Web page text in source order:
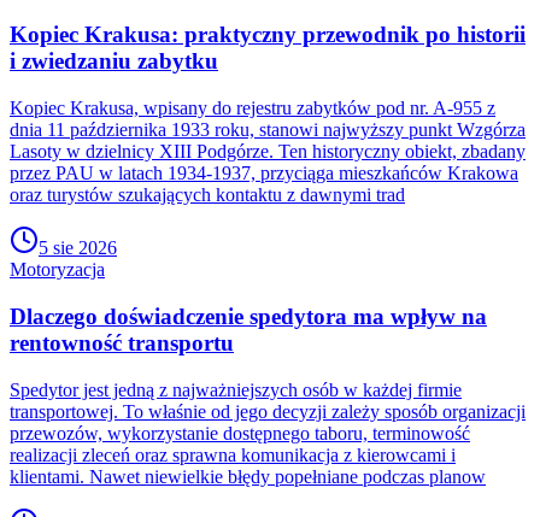
Kopiec Krakusa: praktyczny przewodnik po historii
i zwiedzaniu zabytku
Kopiec Krakusa, wpisany do rejestru zabytków pod nr. A-955 z
dnia 11 października 1933 roku, stanowi najwyższy punkt Wzgórza
Lasoty w dzielnicy XIII Podgórze. Ten historyczny obiekt, zbadany
przez PAU w latach 1934-1937, przyciąga mieszkańców Krakowa
oraz turystów szukających kontaktu z dawnymi trad
5 sie 2026
Motoryzacja
Dlaczego doświadczenie spedytora ma wpływ na
rentowność transportu
Spedytor jest jedną z najważniejszych osób w każdej firmie
transportowej. To właśnie od jego decyzji zależy sposób organizacji
przewozów, wykorzystanie dostępnego taboru, terminowość
realizacji zleceń oraz sprawna komunikacja z kierowcami i
klientami. Nawet niewielkie błędy popełniane podczas planow